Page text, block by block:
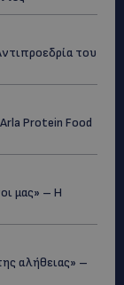
του
Protein Food
μας» – Η
αλήθειας» –